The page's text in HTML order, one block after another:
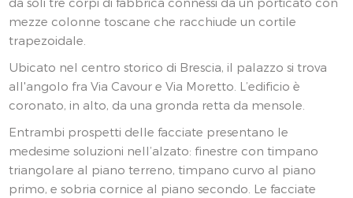
mezze colonne toscane che racchiude un cortile
trapezoidale.
Ubicato nel centro storico di Brescia, il palazzo si trova
all'angolo fra Via Cavour e Via Moretto. L’edificio è
coronato, in alto, da una gronda retta da mensole.
Entrambi prospetti delle facciate presentano le
medesime soluzioni nell’alzato: finestre con timpano
triangolare al piano terreno, timpano curvo al piano
primo, e sobria cornice al piano secondo. Le facciate